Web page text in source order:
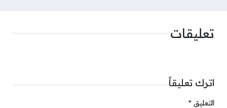
تعليقات
اترك تعليقاً
التعليق *